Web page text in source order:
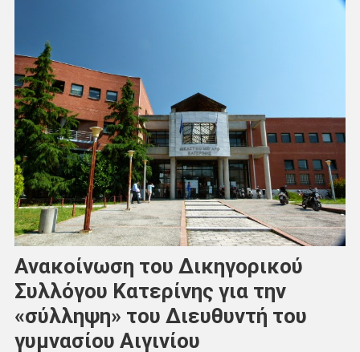
Ανακοίνωση του Δικηγορικού
Συλλόγου Κατερίνης για την
«σύλληψη» του Διευθυντή του
γυμνασίου Αιγινίου